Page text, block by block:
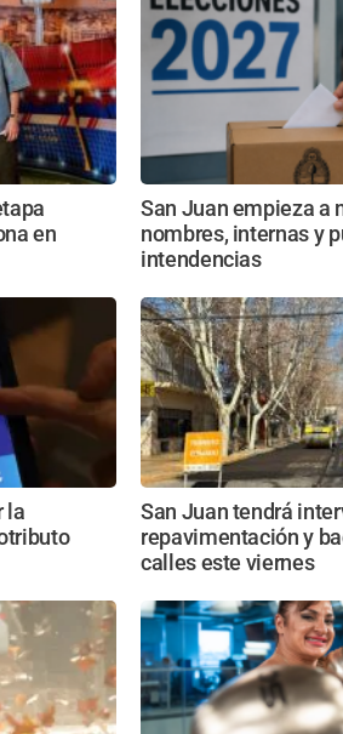
en
San Juan empieza a
nombres, internas y
intendencias
la
San Juan tendrá
repavimentación y
calles este viernes